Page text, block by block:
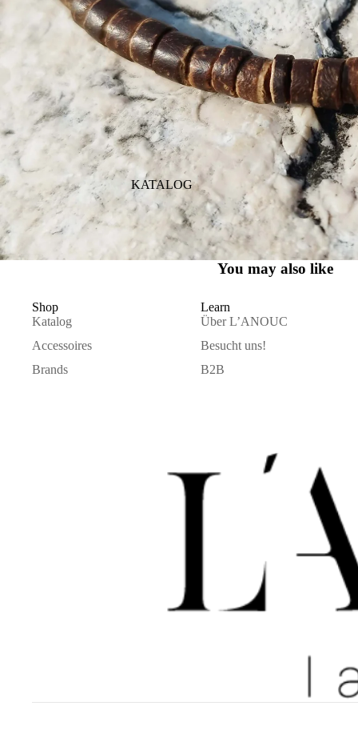
KATALOG
You may also like
Shop
Katalog
Accessoires
Brands
Learn
Über L’ANOUC
Besucht uns!
B2B